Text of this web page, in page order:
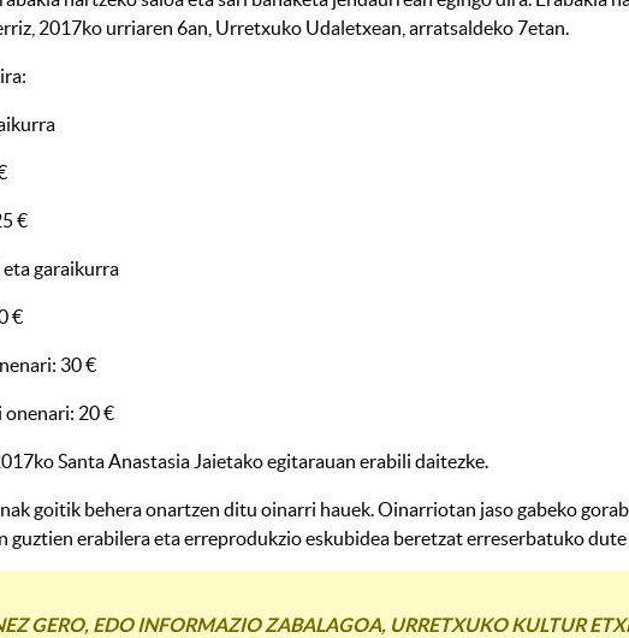
2017ko urriaren 6an, Urretxuko Udaletxean, arratsaldeko 7etan.
€
garaikurra
€
30 €
20 €
Santa Anastasia Jaietako egitarauan erabili daitezke.
goitik behera onartzen ditu oinarri hauek. Oinarriotan jaso gabeko
guztien erabilera eta erreprodukzio eskubidea beretzat erreserbatuko
GERO, EDO INFORMAZIO ZABALAGOA, URRETXUKO KULTUR